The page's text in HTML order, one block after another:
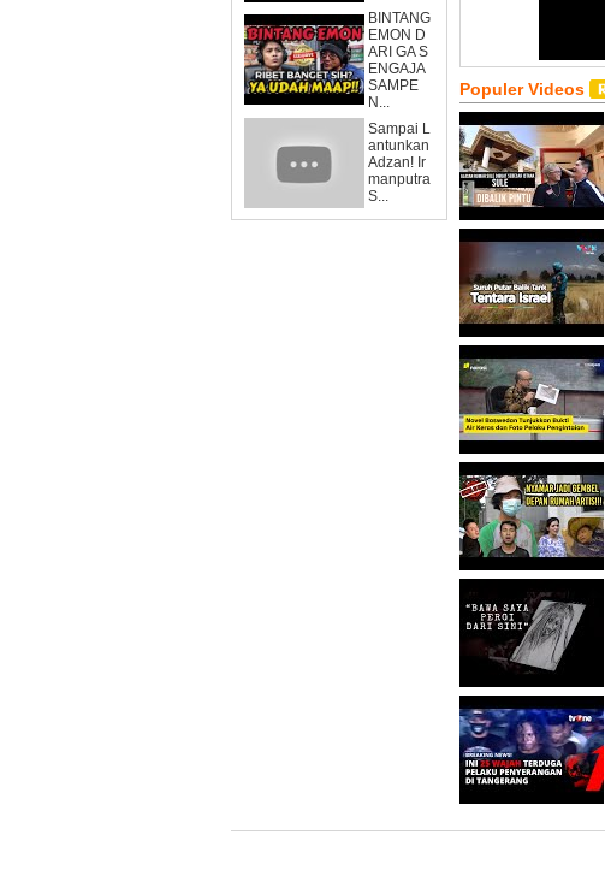
BINTANG
EMON D
ARI GA S
ENGAJA
SAMPE
N...
Sampai L
antunkan
Adzan! Ir
manputra
S...
Populer Videos